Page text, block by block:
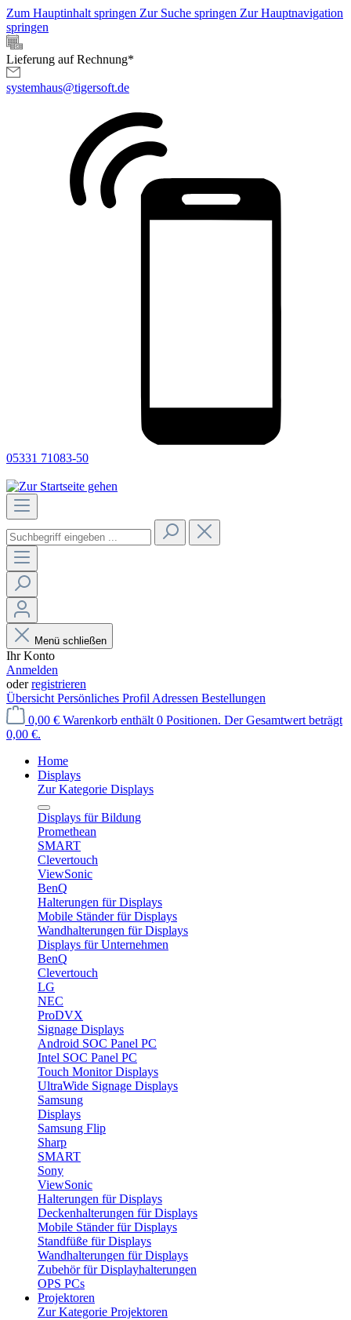
Zum Hauptinhalt springen Zur Suche springen Zur Hauptnavigation
springen
Lieferung auf Rechnung*
systemhaus@tigersoft.de
05331 71083-50
Menü schließen
Ihr Konto
Anmelden
oderregistrieren
Übersicht Persönliches Profil Adressen Bestellungen
0,00 € Warenkorb enthält 0 Positionen. Der Gesamtwert beträgt
0,00 €.
Home
Displays
Zur Kategorie Displays
Displays für Bildung
Promethean
SMART
Clevertouch
ViewSonic
BenQ
Halterungen für Displays
Mobile Ständer für Displays
Wandhalterungen für Displays
Displays für Unternehmen
BenQ
Clevertouch
LG
NEC
ProDVX
Signage Displays
Android SOC Panel PC
Intel SOC Panel PC
Touch Monitor Displays
UltraWide Signage Displays
Samsung
Displays
Samsung Flip
Sharp
SMART
Sony
ViewSonic
Halterungen für Displays
Deckenhalterungen für Displays
Mobile Ständer für Displays
Standfüße für Displays
Wandhalterungen für Displays
Zubehör für Displayhalterungen
OPS PCs
Projektoren
Zur Kategorie Projektoren